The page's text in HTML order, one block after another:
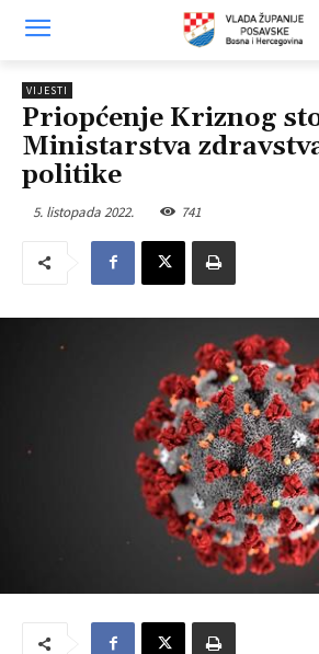
VIJESTI
Priopćenje Kriznog
Ministarstva
politike
5. listopada 2022. 741